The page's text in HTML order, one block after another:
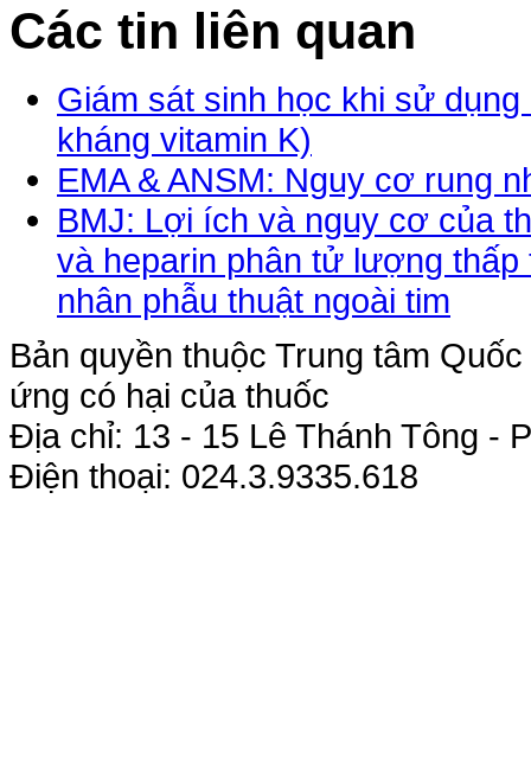
Các tin liên quan
Giám sát sinh học khi sử
kháng vitamin K)
EMA & ANSM: Nguy cơ rung
BMJ: Lợi ích và nguy cơ của
và heparin phân tử lượng
nhân phẫu thuật ngoài tim
Bản quyền thuộc Trung tâm
ứng có hại của thuốc
Địa chỉ: 13 - 15 Lê Thánh Tông -
Điện thoại: 024.3.9335.618